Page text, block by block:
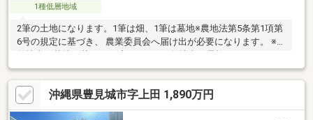
1種低層地域
2筆の土地になります。1筆は畑、1筆は墓地※農地法第5条第1項第
6号の規定に基づき、 農業委員会へ届け出が必要になります。 ※
※上記内容は2026年6月現在の情報です。 図面の記載と現況が異な
る場合は現況を優先します。※私道負担/有（セットバック部分）
セットバック面積現在不明（要確認）→「私道負担無し」は便宜
上の入力です。担当：イ
沖縄県豊見城市字上田 1,890万円